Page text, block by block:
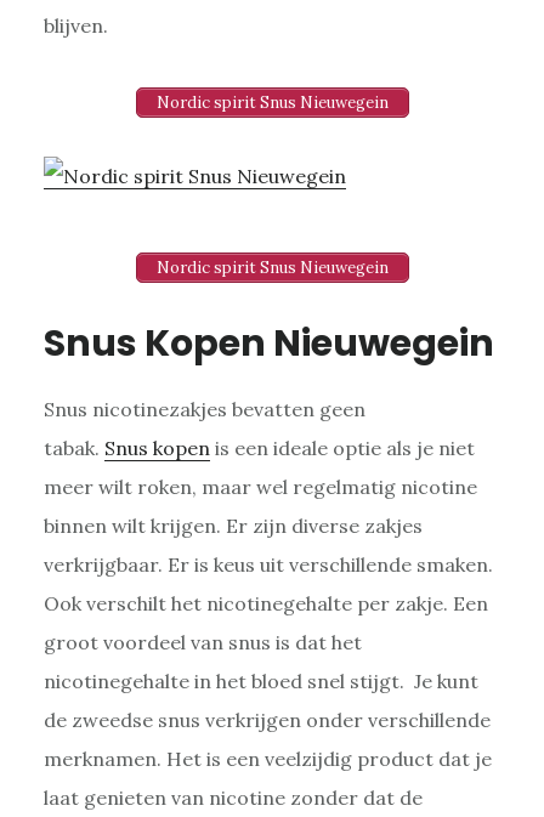
blijven.
Nordic spirit Snus Nieuwegein
Nordic spirit Snus Nieuwegein
Snus Kopen Nieuwegein
Snus nicotinezakjes bevatten geen
tabak. Snus kopen is een ideale optie als je niet
meer wilt roken, maar wel regelmatig nicotine
binnen wilt krijgen. Er zijn diverse zakjes
verkrijgbaar. Er is keus uit verschillende smaken.
Ook verschilt het nicotinegehalte per zakje. Een
groot voordeel van snus is dat het
nicotinegehalte in het bloed snel stijgt. Je kunt
de zweedse snus verkrijgen onder verschillende
merknamen. Het is een veelzijdig product dat je
laat genieten van nicotine zonder dat de